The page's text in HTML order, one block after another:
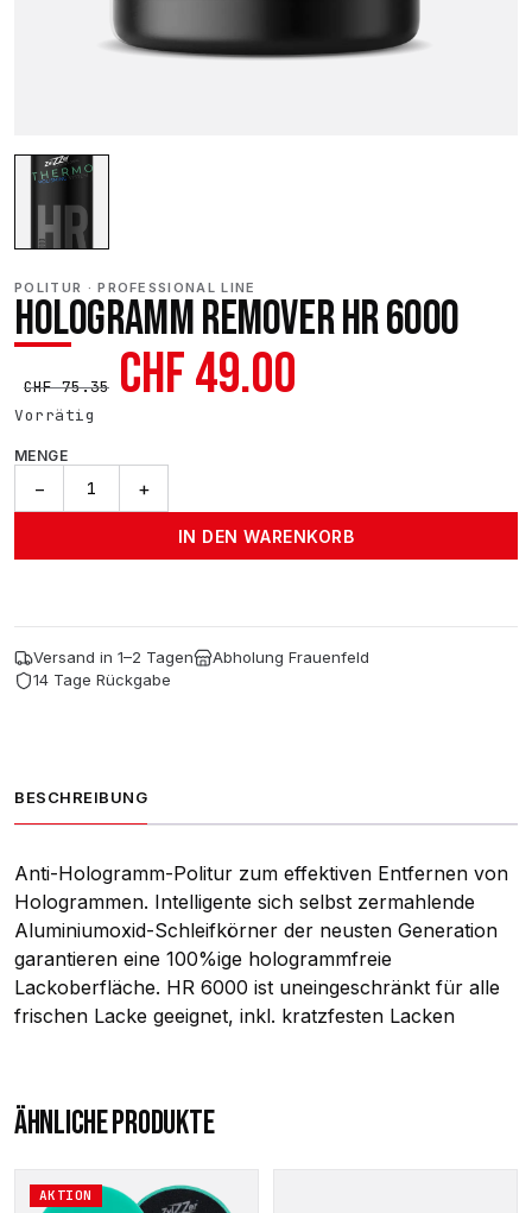
POLITUR · PROFESSIONAL LINE
HOLOGRAMM REMOVER HR 6000
CHF75.35 Ursprünglicher
war:
CHF 75.35
CHF49.00
CHF 49.00.
Vorrätig
MENGE
−
Hologramm
+
IN DEN WARENKORB
Versand in 1–2 Tagen
Abholung Frauenfeld
14 Tage Rückgabe
BESCHREIBUNG
Anti-Hologramm-Politur zum effektiven Entfernen von
Hologrammen. Intelligente sich selbst zermahlende
Aluminiumoxid-Schleifkörner der neusten Generation
garantieren eine 100%ige hologrammfreie
Lackoberfläche. HR 6000 ist uneingeschränkt für alle
frischen Lacke geeignet, inkl. kratzfesten Lacken
ÄHNLICHE PRODUKTE
AKTION
Dieses
Produkt